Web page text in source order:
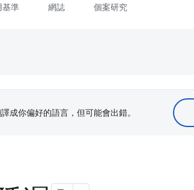
基準 網誌 個案研究
成你偏好的語言，但可能會出錯。